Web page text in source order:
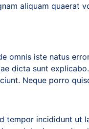
aliquam quaerat
omnis iste natus
dicta sunt
Neque porro
tempor incididunt ut